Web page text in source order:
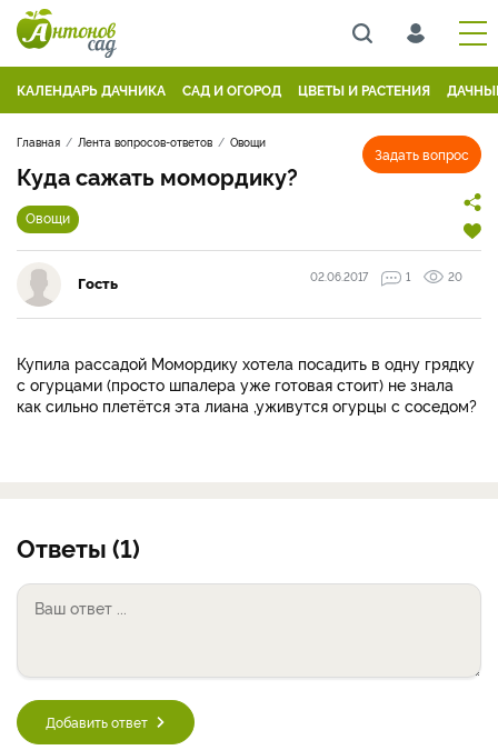
КАЛЕНДАРЬ ДАЧНИКА САД И ОГОРОД ЦВЕТЫ И РАСТЕНИЯ
Задать вопрос
Главная Лента вопросов-ответов Овощи
Куда сажать момордику?
Овощи
Гость 02.06.2017 1 20
Купила рассадой Момордику хотела посадить в одну грядку
с огурцами (просто шпалера уже готовая стоит) не знала
как сильно плетётся эта лиана ,уживутся огурцы с соседом?
Ответы (1)
Добавить ответ